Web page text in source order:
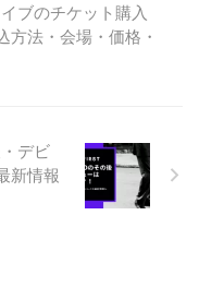
ブのチケット購入
方法・会場・価格・
デビ
新情報